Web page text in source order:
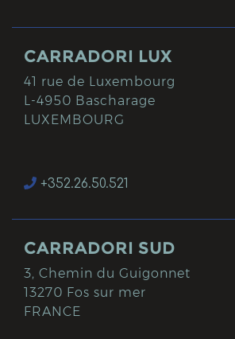
CARRADORI LUX
41 rue de Luxembourg
L-4950 Bascharage
LUXEMBOURG
+352.26.50.521
CARRADORI SUD
3, Chemin du Guigonnet
13270 Fos sur mer
FRANCE